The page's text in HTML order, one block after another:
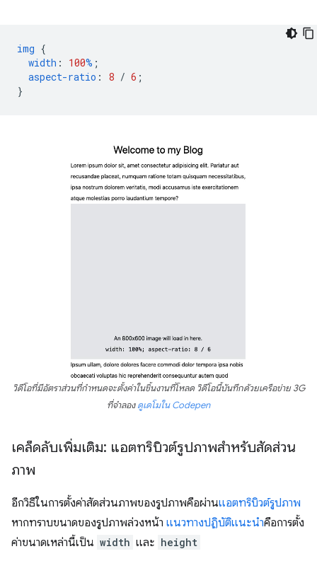
img {
width : 100% ;
aspect-ratio : 8 / 6 ;
}
วิดีโอที่มีอัตราส่วนที่กำหนดจะตั้งค่าในชิ้นงานที่โหลด วิดีโอนี้บันทึกด้วยเครือข่าย 3G
ที่จำลองดูเดโมใน Codepen
เคล็ดลับเพิ่มเติม: แอตทริบิวต์รูปภาพสำหรับสัดส่วน
ภาพ
อีกวิธีในการตั้งค่าสัดส่วนภาพของรูปภาพคือผ่านแอตทริบิวต์รูปภาพ
หากทราบขนาดของรูปภาพล่วงหน้า แนวทางปฏิบัติแนะนำคือการตั้ง
ค่าขนาดเหล่านี้เป็น width และ height